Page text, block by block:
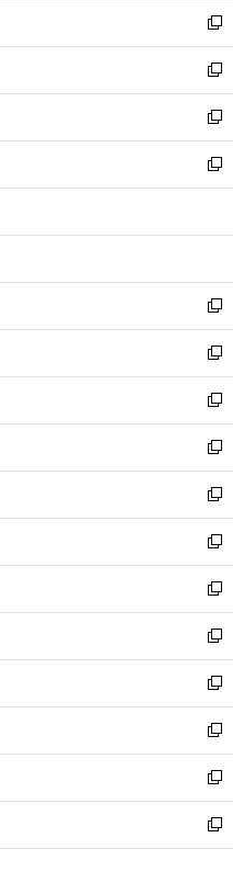
く
で
開
く
ド
ウ
で
開
く
ィ
ン
ド
ウ
で
開
く
い
ウ
ィ
ン
ド
ウ
で
開
新
し
い
ウ
ィ
ン
ド
ウ
開
新
し
い
ウ
ィ
ン
ウ
開
く
新
し
い
ウ
ン
ウ
で
開
く
新
し
ウ
ン
ド
ウ
で
開
く
新
し
い
ウ
ィ
ン
ド
ウ
で
開
く
新
し
い
ウ
ィ
ン
ド
ウ
で
開
く
新
し
い
ウ
ィ
ン
ド
ウ
で
開
く
新
し
い
ウ
ィ
ン
ド
ウ
で
開
く
新
し
い
ウ
ィ
ン
ド
ウ
で
開
く
新
し
い
ウ
ィ
ン
ド
ウ
で
開
く
新
し
い
ウ
ィ
ン
ド
ウ
で
開
く
新
し
い
ウ
ィ
ン
ド
ウ
で
開
新
し
い
ウ
ィ
ン
ド
ウ
新
し
い
ウ
ィ
ン
新
し
い
ウ
新
し